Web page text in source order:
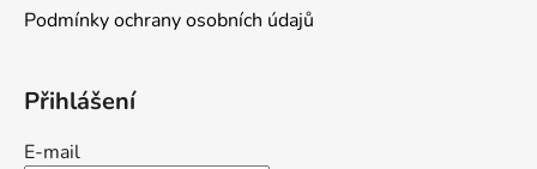
Podmínky ochrany osobních údajů
Přihlášení
E-mail